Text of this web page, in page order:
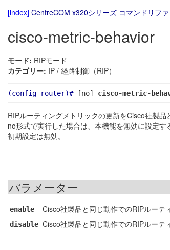
[index] CentreCOM x320シリーズ コマンドリフ
cisco-metric-behavior
モード: RIPモード
カテゴリー: IP / 経路制御（RIP）
(config-router)#[no] cisco-metric-
RIPルーティングメトリックの更新をCisco社製品
no形式で実行した場合は、本機能を無効に設定す
初期設定は無効。
パラメーター
enable Cisco社製品と同じ動作でのRIPルーテ
disable Cisco社製品と同じ動作でのRIPルーテ